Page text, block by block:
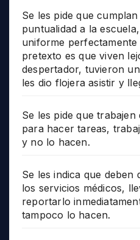
Se les pide que
puntualidad a la
uniforme
pretexto es que viven
despertador, tuvieron
les dio flojera asistir y
Se les pide que
para hacer tareas,
y no lo hacen.
Se les indica que deben
los servicios médicos,
reportarlo
tampoco lo hacen.